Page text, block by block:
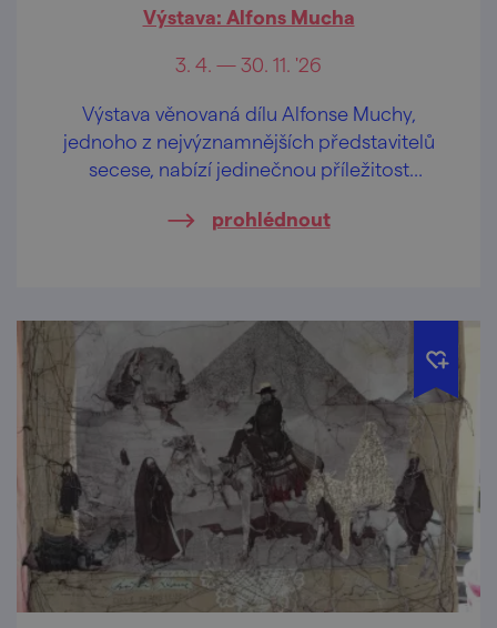
Výstava: Alfons Mucha
3. 4. — 30. 11. '26
Výstava věnovaná dílu Alfonse Muchy,
jednoho z nejvýznamnějších představitelů
secese, nabízí jedinečnou příležitost
prohlédnout